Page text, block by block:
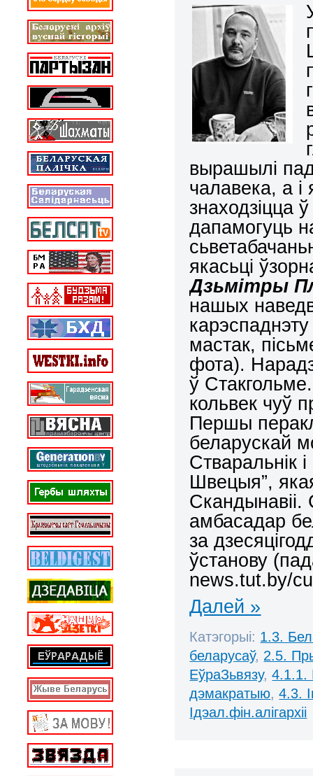
вырашылі
чалавека, а
знаходзіцца
дапамогуць
якасьці
Дзьмітры
нашых
мастак,
фота).
ў Стакгольме.
кольвек чуў
Першы
беларускай
Стваральнік
Швецыя”,
Скандынавіі.
амбасадар
за
ўстанову
news.tut.by/
Далей »
Катэгорыі: 1.3.
беларусаў, 2.5.
ЕўраЗьвязу,4.1.1.
дэмакратыю,4.3.
Ідэал.фін.алігархіі